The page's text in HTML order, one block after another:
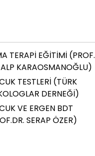
TERAPİ EĞİTİMİ (PROF.
ALP KARAOSMANOĞLU)
TESTLERİ (TÜRK
DERNEĞİ)
VE ERGEN BDT
SERAP ÖZER)